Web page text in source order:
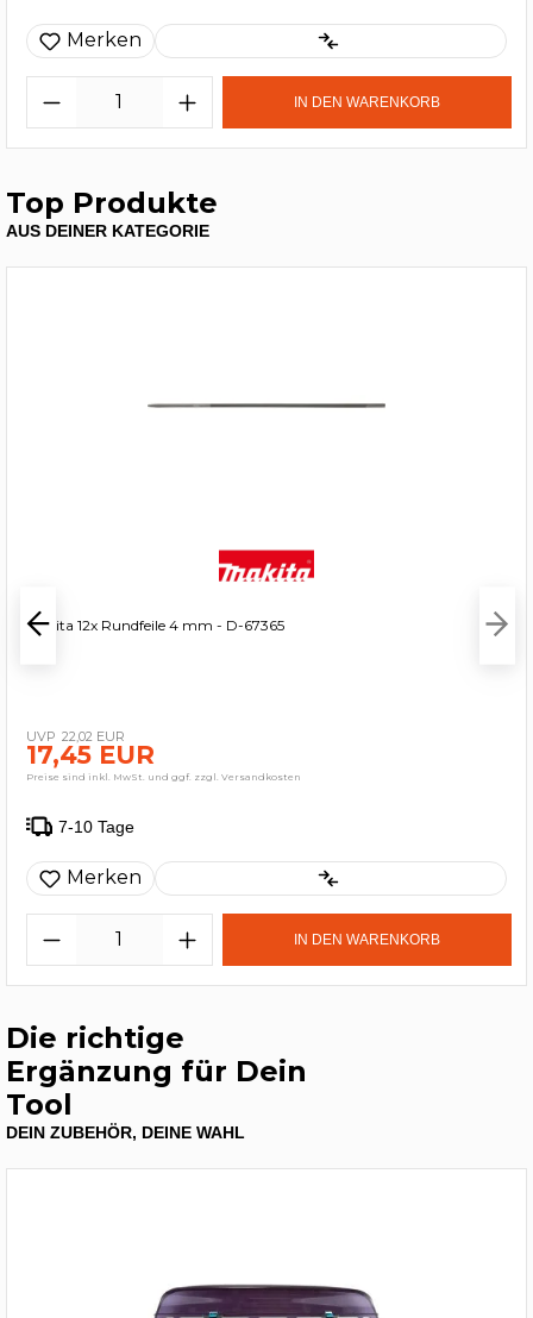
Merken
IN DEN WARENKORB
Top Produkte
AUS DEINER KATEGORIE
Makita 12x Rundfeile 4 mm - D-67365
22,02 EUR
17,45 EUR
Preise sind inkl. MwSt. und ggf. zzgl. Versandkosten
7-10 Tage
Merken
IN DEN WARENKORB
Die richtige
Ergänzung für Dein
Tool
DEIN ZUBEHÖR, DEINE WAHL